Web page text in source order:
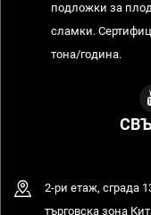
подложки за
сламки.
тона/година.
2-ри етаж, сграда
търговска зона